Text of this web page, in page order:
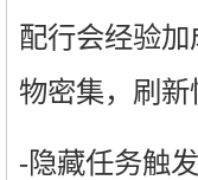
配行会经验
物密集，刷新
-隐藏任务触